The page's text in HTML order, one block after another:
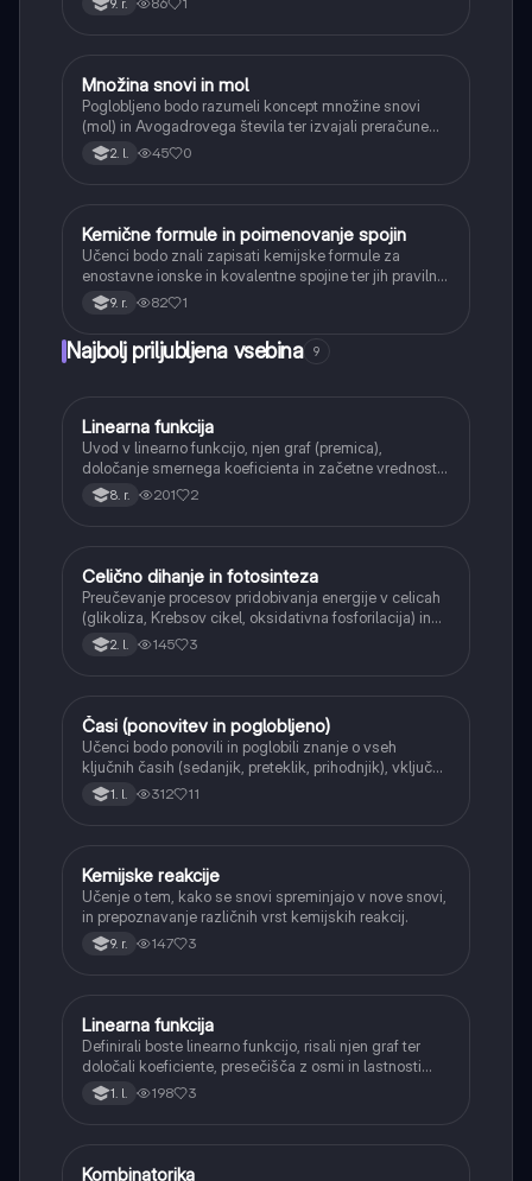
9. r.
Kemija
Množina snovi in mol
Poglobljeno bodo razumeli koncept množine snovi
(mol) in Avogadrovega števila ter izvajali preračune
med maso, množino in številom delcev.
2. l. 45 0
Kemija
Kemične formule in poimenovanje spojin
Učenci bodo znali zapisati kemijske formule za
enostavne ionske in kovalentne spojine ter jih pravilno
poimenovati po osnovnih pravilih.
9. r. 82 1
Najbolj priljubljena vsebina 9
Matematika
Linearna funkcija
Uvod v linearno funkcijo, njen graf (premica),
določanje smernega koeficienta in začetne vrednosti.
Učenci bodo znali narisati graf linearne funkcije.
8. r. 201 2
Naravoslovje
Celično dihanje in fotosinteza
Preučevanje procesov pridobivanja energije v celicah
(glikoliza, Krebsov cikel, oksidativna fosforilacija) in
pretvorbe svetlobne energije v kemično energijo
(fotosinteza).
2. l. 145 3
Angleščina
Časi (ponovitev in poglobljeno)
Učenci bodo ponovili in poglobili znanje o vseh
ključnih časih (sedanjik, preteklik, prihodnjik), vključno
s Perfect tenses (Present Perfect Continuous, Past
Perfect, Future Perfect) in njihovo uporabo.
1. l. 312 11
Naravoslovje
Kemijske reakcije
Učenje o tem, kako se snovi spreminjajo v nove snovi,
in prepoznavanje različnih vrst kemijskih reakcij.
9. r. 147 3
Matematika
Linearna funkcija
Definirali boste linearno funkcijo, risali njen graf ter
določali koeficiente, presečišča z osmi in lastnosti
(naraščanje/padanje).
1. l. 198 3
Matematika
Kombinatorika